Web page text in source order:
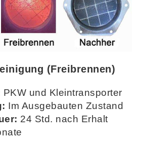
(Freibrennen)
PKW und Kleintransporter
Im Ausgebauten Zustand
24 Std. nach Erhalt